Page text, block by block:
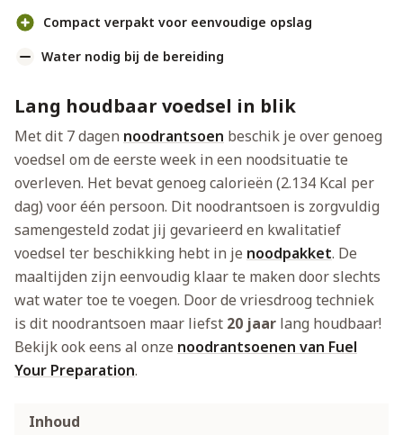
Compact verpakt voor eenvoudige opslag
Water nodig bij de bereiding
Lang houdbaar voedsel in blik
Met dit 7 dagen noodrantsoen beschik je over genoeg
voedsel om de eerste week in een noodsituatie te
overleven. Het bevat genoeg calorieën (2.134 Kcal per
dag) voor één persoon. Dit noodrantsoen is zorgvuldig
samengesteld zodat jij gevarieerd en kwalitatief
voedsel ter beschikking hebt in je noodpakket. De
maaltijden zijn eenvoudig klaar te maken door slechts
wat water toe te voegen. Door de vriesdroog techniek
is dit noodrantsoen maar liefst 20 jaar lang houdbaar!
Bekijk ook eens al onze noodrantsoenen van Fuel
Your Preparation.
Inhoud